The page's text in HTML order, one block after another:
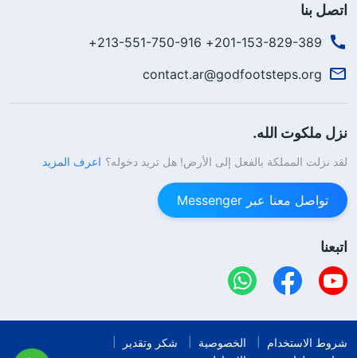
اتصل بنا
201-153-829-389+ 213-551-750-916+
contact.ar@godfootsteps.org
نزل ملكوت الله.
لقد نزلت المملكة بالفعل إلى الأرض! هل تريد دخوله؟ اعرف المزيد
تواصل معنا عبر Messenger
اتبعنا
شروط الاستخدام الخصوصية
شكر وتقدير